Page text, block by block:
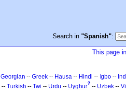
Search in "Spanish":
This page
Georgian -- Greek -- Hausa -- Hindi -- Igbo --
-- Turkish -- Twi -- Urdu -- Uyghur? -- Uzbek --